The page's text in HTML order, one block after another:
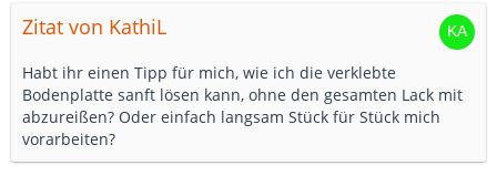
Zitat von KathiL
Habt ihr einen Tipp für mich, wie ich die verklebte
Bodenplatte sanft lösen kann, ohne den gesamten Lack mit
abzureißen? Oder einfach langsam Stück für Stück mich
vorarbeiten?